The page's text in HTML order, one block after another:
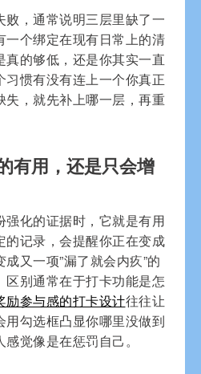
，通常说明三层里缺了一
一个绑定在现有日常上的清
的够低，还是你其实一直
惯有没有连上一个你真正
失，就先补上哪一层，再重
有用，还是只会增
强化的证据时，它就是有用
的记录，会提醒你正在变成
又一项”漏了就会内疚”的
区别通常在于打卡功能是怎
励参与感的打卡设计往往让
用勾选框凸显你哪里没做到
觉像是在惩罚自己。